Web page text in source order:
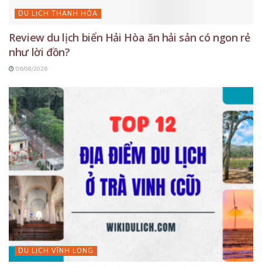
DU LỊCH THANH HÓA
Review du lịch biển Hải Hòa ăn hải sản có ngon rẻ
như lời đồn?
06/08/2026
DU LỊCH VĨNH LONG